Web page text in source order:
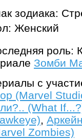
зодиака:
Женский
роль:
Зомби
с
(Marvel
(What
,
Zombies)